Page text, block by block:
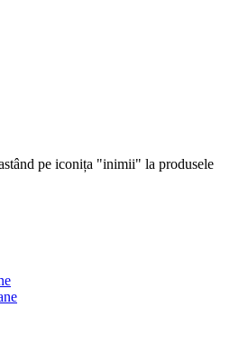
pe iconița "inimii" la produsele